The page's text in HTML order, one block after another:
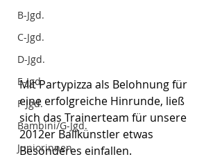
B-Jgd.
C-Jgd.
D-Jgd.
E-Jgd.
F-Jgd.
Bambini/G-Jgd.
Juniorinnen
Mit Partypizza als Belohnung für
eine erfolgreiche Hinrunde, ließ
sich das Trainerteam für unsere
2012er Ballkünstler etwas
Besonderes einfallen.